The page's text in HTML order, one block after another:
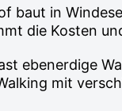
baut in
die Kosten
ebenerdige
mit